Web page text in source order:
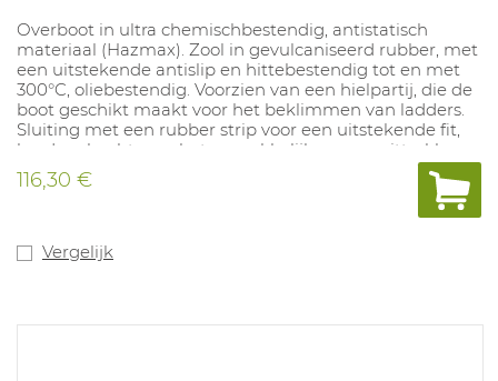
Overboot in ultra chemischbestendig, antistatisch
materiaal (Hazmax). Zool in gevulcaniseerd rubber, met
een uitstekende antislip en hittebestendig tot en met
300°C, oliebestendig. Voorzien van een hielpartij, die de
boot geschikt maakt voor het beklimmen van ladders.
Sluiting met een rubber strip voor een uitstekende fit,
brede schacht voor het gemakkelijk aan en uittrekken
van de boot.
116,30 €
Vergelijk